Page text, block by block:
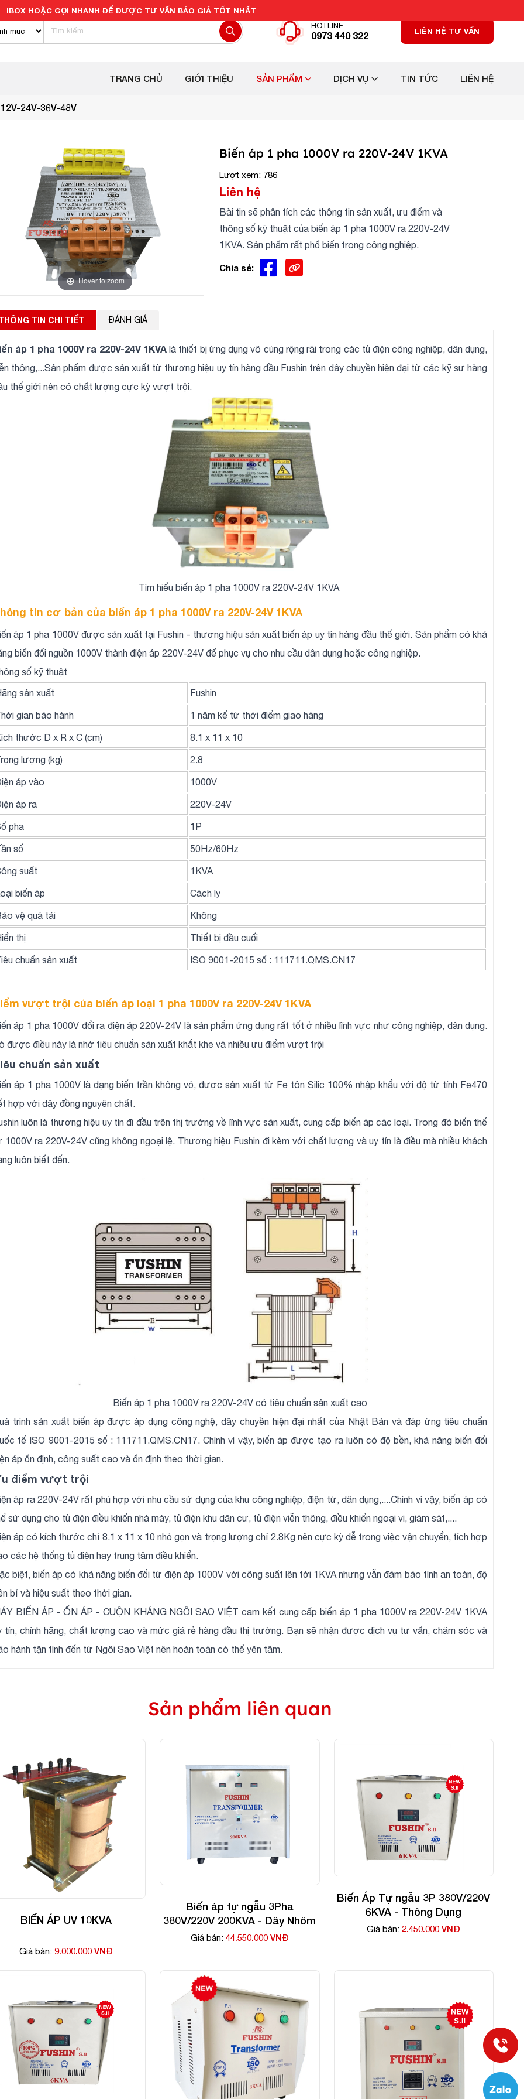
HOTLINE
0973 440 322 LIÊN HỆ TƯ VẤN
TRANG CHỦ GIỚI THIỆU SẢN PHẨM DỊCH VỤ TIN TỨC LIÊN HỆ
24V-36V-48V
Hover to zoom
Biến áp 1 pha 1000V ra 220V-24V 1KVA
Lượt xem: 786
Liên hệ
Bài tin sẽ phân tích các thông tin sản xuất, ưu điểm và
thông số kỹ thuật của biến áp 1 pha 1000V ra 220V-24V
1KVA. Sản phẩm rất phổ biến trong công nghiệp.
Chia sẻ:
TIN CHI TIẾT ĐÁNH GIÁ
áp 1 pha 1000V ra 220V-24V 1KVAlà thiết bị ứng dụng vô cùng rộng rãi trong các tủ điện công nghiệp, dân dụng,
thông,...Sản phẩm được sản xuất từ thương hiệu uy tín hàng đầu Fushin trên dây chuyền hiện đại từ các kỹ sư hàng
thế giới nên có chất lượng cực kỳ vượt trội.
Tìm hiểu biến áp 1 pha 1000V ra 220V-24V 1KVA
tin cơ bản của biến áp 1 pha 1000V ra 220V-24V 1KVA
áp 1 pha 1000V được sản xuất tại Fushin - thương hiệu sản xuất biến áp uy tín hàng đầu thế giới. Sản phẩm có khả
biến đổi nguồn 1000V thành điện áp 220V-24V để phục vụ cho nhu cầu dân dụng hoặc công nghiệp.
số kỹ thuật
sản xuất
Fushin
gian bảo hành 1 năm kể từ thời điểm giao hàng
thước D x R x C (cm) 8.1 x 11 x 10
lượng (kg) 2.8
áp vào 1000V
áp ra 220V-24V
pha 1P
số 50Hz/60Hz
suất 1KVA
biến áp Cách ly
vệ quá tải Không
thị Thiết bị đầu cuối
chuẩn sản xuất ISO 9001-2015 số : 111711.QMS.CN17
vượt trội của biến áp loại 1 pha 1000V ra 220V-24V 1KVA
áp 1 pha 1000V đổi ra điện áp 220V-24V là sản phẩm ứng dụng rất tốt ở nhiều lĩnh vực như công nghiệp, dân dụng.
được điều này là nhờ tiêu chuẩn sản xuất khắt khe và nhiều ưu điểm vượt trội
chuẩn sản xuất
áp 1 pha 1000V là dạng biến trần không vỏ, được sản xuất từ Fe tôn Silic 100% nhập khẩu với độ từ tính Fe470
hợp với dây đồng nguyên chất.
luôn là thương hiệu uy tín đi đầu trên thị trường về lĩnh vực sản xuất, cung cấp biến áp các loại. Trong đó biến thế
1000V ra 220V-24V cũng không ngoại lệ. Thương hiệu Fushin đi kèm với chất lượng và uy tín là điều mà nhiều khách
luôn biết đến.
Biến áp 1 pha 1000V ra 220V-24V có tiêu chuẩn sản xuất cao
trình sản xuất biến áp được áp dụng công nghệ, dây chuyền hiện đại nhất của Nhật Bản và đáp ứng tiêu chuẩn
tế ISO 9001-2015 số : 111711.QMS.CN17. Chính vì vậy, biến áp được tạo ra luôn có độ bền, khả năng biến đổi
áp ổn định, công suất cao và ổn định theo thời gian.
điểm vượt trội
áp ra 220V-24V rất phù hợp với nhu cầu sử dụng của khu công nghiệp, điện tử, dân dụng,....Chính vì vậy, biến áp có
sử dụng cho tủ điện điều khiển nhà máy, tủ điện khu dân cư, tủ điện viễn thông, điều khiển ngoại vi, giám sát,....
áp có kích thước chỉ 8.1 x 11 x 10 nhỏ gọn và trọng lượng chỉ 2.8Kg nên cực kỳ dễ trong việc vận chuyển, tích hợp
các hệ thống tủ điện hay trung tâm điều khiển.
biệt, biến áp có khả năng biến đổi từ điện áp 1000V với công suất lên tới 1KVA nhưng vẫn đảm bảo tính an toàn, độ
bỉ và hiệu suất theo thời gian.
BIẾN ÁP - ỔN ÁP - CUỘN KHÁNG NGÔI SAO VIỆT cam kết cung cấp biến áp 1 pha 1000V ra 220V-24V 1KVA
tín, chính hãng, chất lượng cao và mức giá rẻ hàng đầu thị trường. Bạn sẽ nhận được dịch vụ tư vấn, chăm sóc và
hành tận tình đến từ Ngôi Sao Việt nên hoàn toàn có thể yên tâm.
Sản phẩm liên quan
BIẾN ÁP UV 10KVA
Giá bán: 9.000.000 VNĐ
Biến áp tự ngẫu 3Pha
380V/220V 200KVA - Dây Nhôm
Giá bán: 44.550.000 VNĐ
Biến Áp Tự ngẫu 3P 380V/220V
6KVA - Thông Dụng
Giá bán:2.450.000 VNĐ
IBOX HOẶC GỌI NHANH ĐỂ ĐƯỢC TƯ VẤN BÁO GIÁ TỐT NHẤT